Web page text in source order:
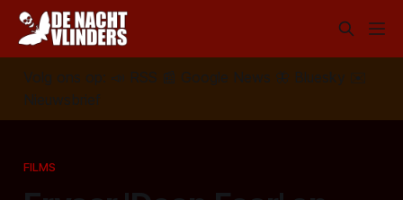
Volg ons op: 📣 RSS 📰 Google News 🦋 Bluesky
✉️
Nieuwsbrief
FILMS